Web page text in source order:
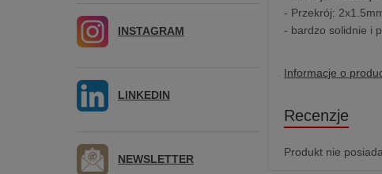
- Przekrój:
- bardzo solidnie i
Informacje o
Recenzje
Produkt nie
INSTAGRAM
LINKEDIN
NEWSLETTER